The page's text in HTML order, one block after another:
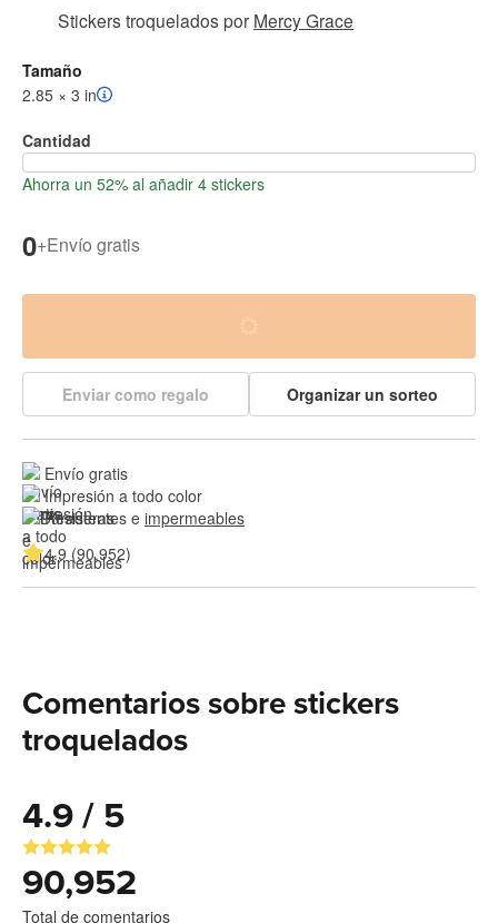
Stickers troqueladospor Mercy Grace
Tamaño
2.85 × 3 in
Cantidad
Ahorra un 52% al añadir 4 stickers
0+Envío gratis
Enviar como regalo Organizar un sorteo
Envío gratis
Impresión a todo color
Resistentes e impermeables
4.9 (90,952)
Comentarios sobre stickers
troquelados
4.9 / 5
90,952
Total de comentarios